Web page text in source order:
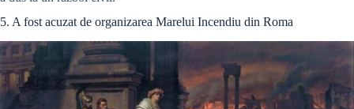
5. A fost acuzat de organizarea Marelui Incendiu din Roma